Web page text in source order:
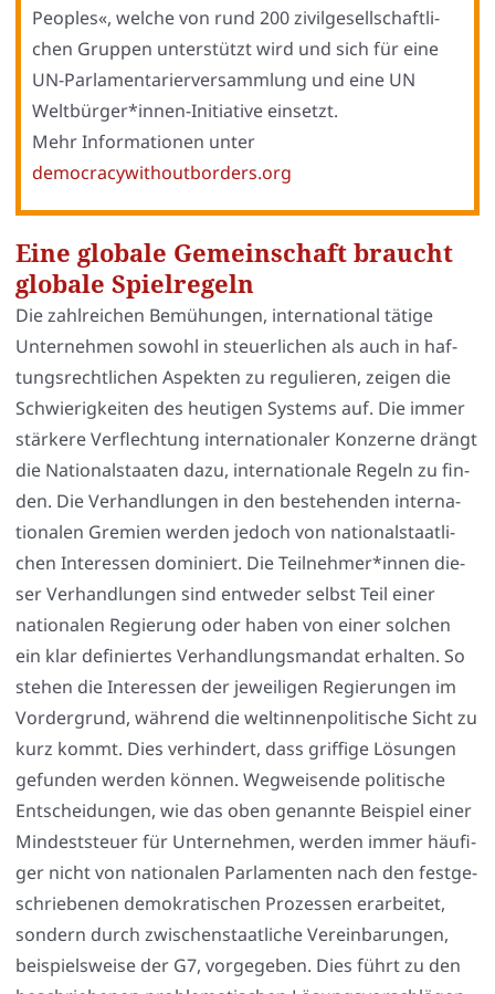
Peo­p­les«, wel­che von rund 200 zivil­ge­sell­schaft­li­
chen Grup­pen unter­stützt wird und sich für eine
UN-Par­la­men­ta­rier­ver­samm­lung und eine UN
Weltbürger*innen-Initiative ein­setzt.
Mehr Infor­ma­tio­nen unter
democracywithoutborders.org
Eine globale Gemeinschaft braucht
globale Spielregeln
Die zahl­rei­chen Bemü­hun­gen, inter­na­tio­nal täti­ge
Unter­neh­men sowohl in steu­er­li­chen als auch in haf­
tungs­recht­li­chen Aspek­ten zu regu­lie­ren, zei­gen die
Schwie­rig­kei­ten des heu­ti­gen Sys­tems auf. Die immer
stär­ke­re Ver­flech­tung inter­na­tio­na­ler Kon­zer­ne drängt
die Natio­nal­staa­ten dazu, inter­na­tio­na­le Regeln zu fin­
den. Die Ver­hand­lun­gen in den bestehen­den inter­na­
tio­na­len Gre­mi­en wer­den jedoch von natio­nal­staat­li­
chen Inter­es­sen domi­niert. Die Teilnehmer*innen die­
ser Ver­hand­lun­gen sind ent­we­der selbst Teil einer
natio­na­len Regie­rung oder haben von einer sol­chen
ein klar defi­nier­tes Ver­hand­lungs­man­dat erhal­ten. So
ste­hen die Inter­es­sen der jewei­li­gen Regie­run­gen im
Vor­der­grund, wäh­rend die welt­in­nen­po­li­ti­sche Sicht zu
kurz kommt. Dies ver­hin­dert, dass grif­fi­ge Lösun­gen
gefun­den wer­den kön­nen. Weg­wei­sen­de poli­ti­sche
Ent­schei­dun­gen, wie das oben genann­te Bei­spiel einer
Min­dest­steu­er für Unter­neh­men, wer­den immer häu­fi­
ger nicht von natio­na­len Par­la­men­ten nach den fest­ge­
schrie­be­nen demo­kra­ti­schen Pro­zes­sen erar­bei­tet,
son­dern durch zwi­schen­staat­li­che Ver­ein­ba­run­gen,
bei­spiels­wei­se der G7, vor­ge­ge­ben. Dies führt zu den